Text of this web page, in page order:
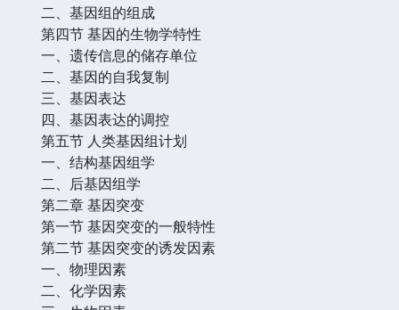
二、基因组的组成
第四节 基因的生物学特性
一、遗传信息的储存单位
二、基因的自我复制
三、基因表达
四、基因表达的调控
第五节 人类基因组计划
一、结构基因组学
二、后基因组学
第二章 基因突变
第一节 基因突变的一般特性
第二节 基因突变的诱发因素
一、物理因素
二、化学因素